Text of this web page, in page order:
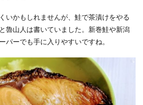
いかもしれませんが、鮭で茶漬けをやる
魯山人は書いていました。新巻鮭や新潟
パーでも手に入りやすいですね。